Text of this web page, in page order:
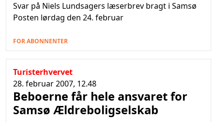
Svar på Niels Lundsagers læserbrev bragt i Samsø
Posten lørdag den 24. februar
FOR ABONNENTER
Turisterhvervet
28. februar 2007, 12.48
Beboerne får hele ansvaret for
Samsø Ældreboligselskab